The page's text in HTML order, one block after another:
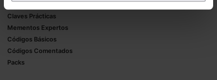
experiencia en la web sea óptima
Puedesaceptar solo las esenciales
todas las cookies excepto aquellas imprescindibles.
También puedes
seleccionar solo aquellas que quieras permitir en tu
navegador. Si no seleccionas ninguna utilizaremos
Manuales de Derecho
Claves Prácticas
Mementos Expertos
Códigos Básicos
Códigos Comentados
Packs